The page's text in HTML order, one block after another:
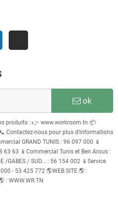
ok
produits : 👉 www.workroom.tn 📦
Contactez-nous pour plus d’informations
GRAND TUNIS : 96 097 000 📱
63 📱Commercial Tunis et Ben Arous :
/GABES / SUD... : 56 154 002 📱Service
- 53 425 772 🌎WEB SITE 🌎 :
: WWW.WR.TN